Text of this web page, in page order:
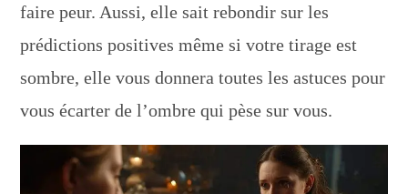
faire peur. Aussi, elle sait rebondir sur les
prédictions positives même si votre tirage est
sombre, elle vous donnera toutes les astuces pour
vous écarter de l’ombre qui pèse sur vous.